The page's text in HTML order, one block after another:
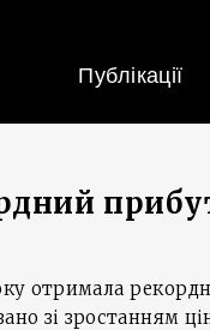
Публікації
отримала
зі зростанням